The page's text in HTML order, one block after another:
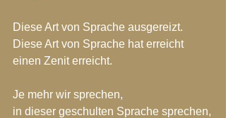
Diese Art von Sprache ausgereizt.
Diese Art von Sprache hat erreicht
einen Zenit erreicht.
Je mehr wir sprechen,
in dieser geschulten Sprache sprechen,